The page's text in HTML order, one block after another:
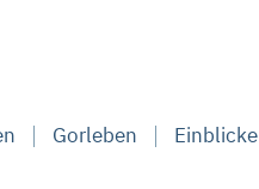
Gorleben Einblicke